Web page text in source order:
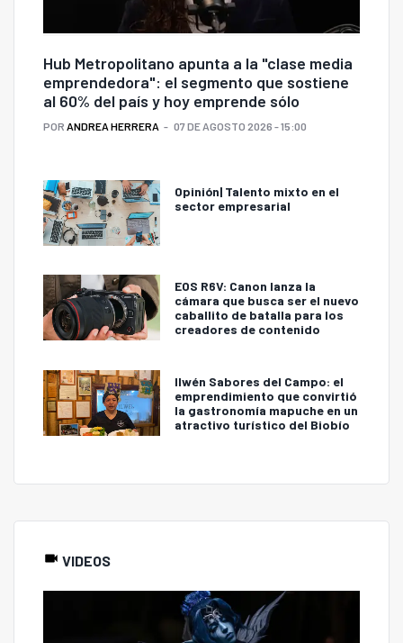
Hub Metropolitano apunta a la "clase media
emprendedora": el segmento que sostiene
al 60% del país y hoy emprende sólo
POR ANDREA HERRERA 07 DE AGOSTO 2026 - 15:00
Opinión| Talento mixto en el
sector empresarial
EOS R6V: Canon lanza la
cámara que busca ser el nuevo
caballito de batalla para los
creadores de contenido
Ilwén Sabores del Campo: el
emprendimiento que convirtió
la gastronomía mapuche en un
atractivo turístico del Biobío
VIDEOS